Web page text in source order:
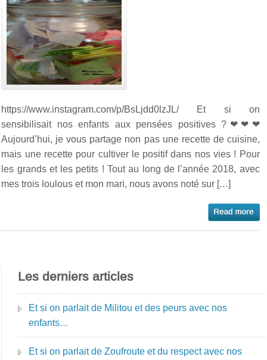
https://www.instagram.com/p/BsLjdd0lzJL/ Et si on
sensibilisait nos enfants aux pensées positives ?❤❤❤
Aujourd’hui, je vous partage non pas une recette de cuisine,
mais une recette pour cultiver le positif dans nos vies ! Pour
les grands et les petits ! Tout au long de l’année 2018, avec
mes trois loulous et mon mari, nous avons noté sur […]
Les derniers articles
Et si on parlait de Militou et des peurs avec nos
enfants…
Et si on parlait de Zoufroute et du respect avec nos